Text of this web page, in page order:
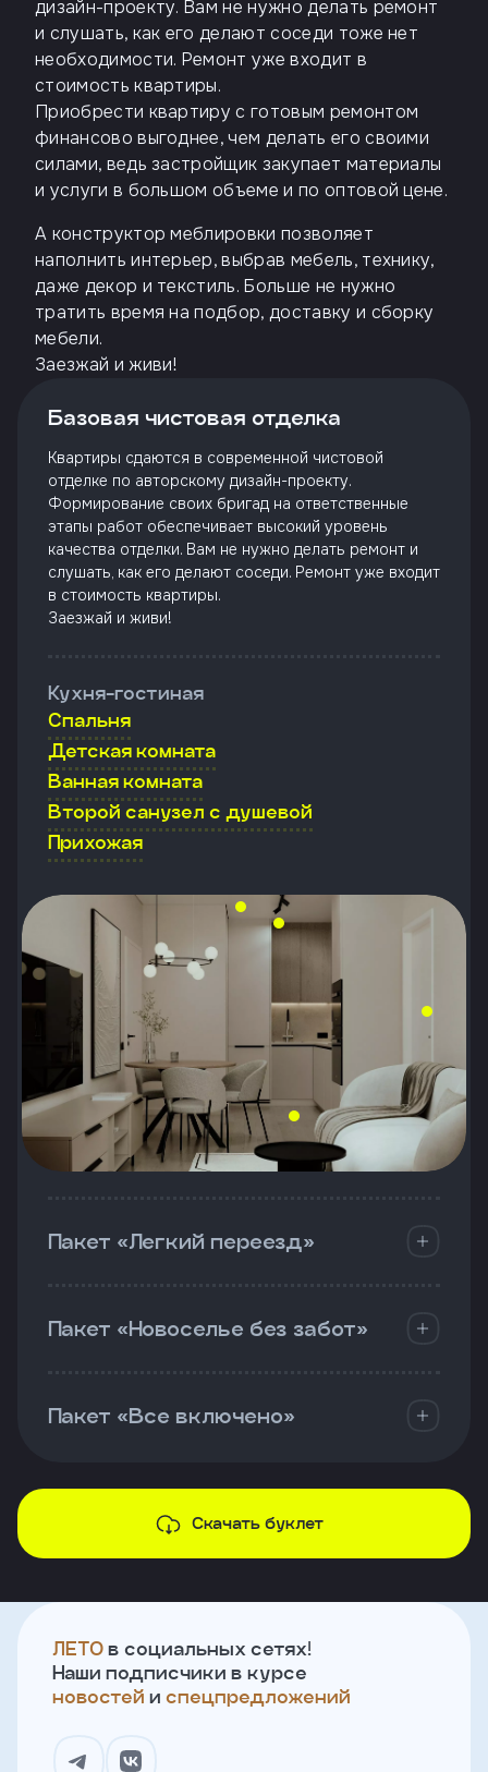
дизайн-проекту. Вам не нужно делать ремонт
и слушать, как его делают соседи тоже нет
необходимости. Ремонт уже входит в
стоимость квартиры.
Приобрести квартиру с готовым ремонтом
финансово выгоднее, чем делать его своими
силами, ведь застройщик закупает материалы
и услуги в большом объеме и по оптовой цене.
А конструктор меблировки позволяет
наполнить интерьер, выбрав мебель, технику,
даже декор и текстиль. Больше не нужно
тратить время на подбор, доставку и сборку
мебели.
Заезжай и живи!
Базовая чистовая отделка
Квартиры сдаются в современной чистовой
отделке по авторскому дизайн-проекту.
Формирование своих бригад на ответственные
этапы работ обеспечивает высокий уровень
качества отделки. Вам не нужно делать ремонт и
слушать, как его делают соседи. Ремонт уже входит
в стоимость квартиры.
Заезжай и живи!
Кухня-гостиная
Спальня
Детская комната
Ванная комната
Второй санузел с душевой
Прихожая
Пакет «Легкий переезд»
Пакет «Новоселье без забот»
Пакет «Все включено»
Скачать буклет
ЛЕТО в социальных сетях!
Наши подписчики в курсе
новостей и спецпредложений